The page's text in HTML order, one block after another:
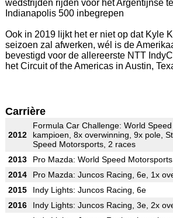
wedstrijden rijden voor het Argentijnse
Indianapolis 500 inbegrepen
Ook in 2019 lijkt het er niet op dat Kyle
seizoen zal afwerken, wél is de
bevestigd voor de allereerste NTT
het Circuit of the Americas in Austin,
Carrière
2012
Formula Car Challenge: World
kampioen, 8x overwinning, 9x pole,
Speed Motorsports, 2 races
2013
Pro Mazda: World Speed
2014
Pro Mazda: Juncos Racing, 6e, 1x
2015
Indy Lights: Juncos Racing, 6e
2016
Indy Lights: Juncos Racing, 3e, 2x